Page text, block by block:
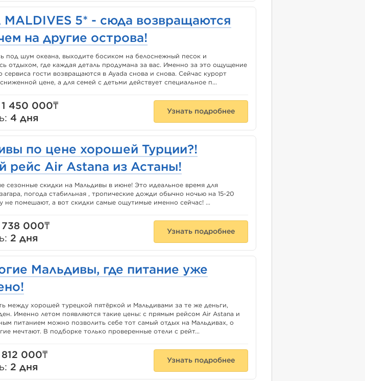
MALDIVES 5* - сюда возвращаются
на другие острова!
под шум океана, выходите босиком на белоснежный песок и
отдыхом, где каждая деталь продумана за вас. Именно за это ощущение
сервиса гости возвращаются в Ayada снова и снова. Сейчас курорт
цене, а для семей с детьми действует специальное п...
1 450 000₸
4 дня
Узнать подробнее
по цене хорошей Турции?!
рейс Air Astana из Астаны!
сезонные скидки на Мальдивы в июне! Это идеальное время для
погода стабильная , тропические дожди обычно ночью на 15-20
не помешают, а вот скидки самые ощутимые именно сейчас! ...
738 000₸
2 дня
Узнать подробнее
Мальдивы, где питание уже
между хорошей турецкой пятёркой и Мальдивами за те же деньги,
Именно летом появляются такие цены: с прямым рейсом Air Astana и
питанием можно позволить себе тот самый отдых на Мальдивах, о
мечтают. В подборке только проверенные отели с рейт...
812 000₸
2 дня
Узнать подробнее